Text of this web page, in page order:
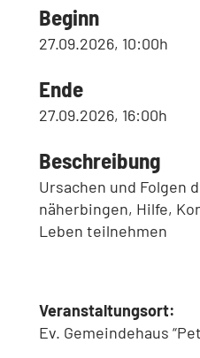
Beginn
27.09.2026, 10:00h
Ende
27.09.2026, 16:00h
Beschreibung
Ursachen und Folgen
näherbingen, Hilfe,
Leben teilnehmen
Veranstaltungsort:
Ev. Gemeindehaus